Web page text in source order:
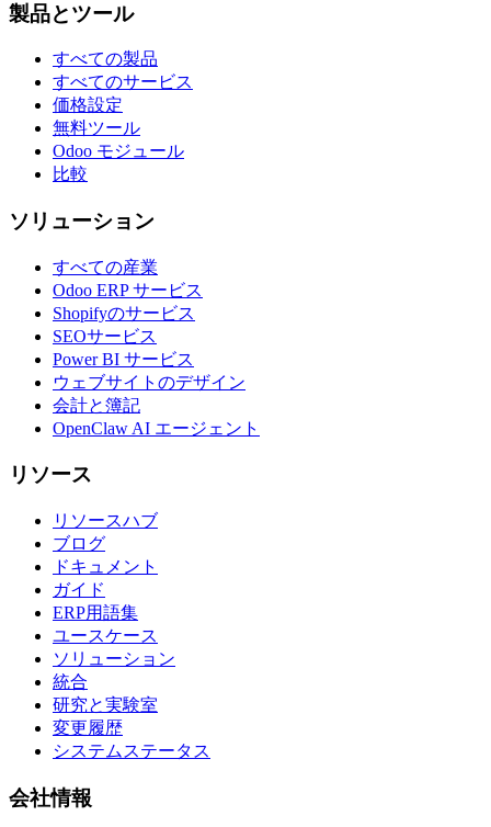
製品とツール
すべての製品
すべてのサービス
価格設定
無料ツール
Odoo モジュール
比較
ソリューション
すべての産業
Odoo ERP サービス
Shopifyのサービス
SEOサービス
Power BI サービス
ウェブサイトのデザイン
会計と簿記
OpenClaw AI エージェント
リソース
リソースハブ
ブログ
ドキュメント
ガイド
ERP用語集
ユースケース
ソリューション
統合
研究と実験室
変更履歴
システムステータス
会社情報